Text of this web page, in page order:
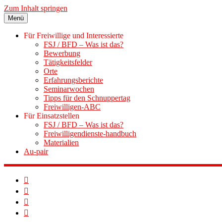
Zum Inhalt springen
Menü
Für Freiwillige und Interessierte
FSJ / BFD – Was ist das?
Bewerbung
Tätigkeitsfelder
Orte
Erfahrungsberichte
Seminarwochen
Tipps für den Schnuppertag
Freiwilligen-ABC
Für Einsatzstellen
FSJ / BFD – Was ist das?
Freiwilligendienste-handbuch
Materialien
Au-pair